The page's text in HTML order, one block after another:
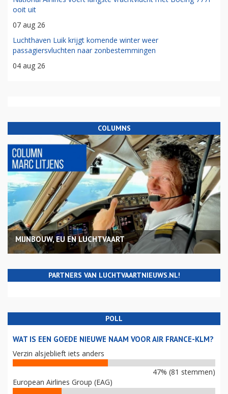
ooit uit
07 aug 26
Luchthaven Luik krijgt komende winter weer
passagiersvluchten naar zonbestemmingen
04 aug 26
COLUMNS
MIJNBOUW, EU EN LUCHTVAART
PARTNERS VAN LUCHTVAARTNIEUWS.NL!
POLL
WAT IS EEN GOEDE NIEUWE NAAM VOOR AIR FRANCE-KLM?
Verzin alsjeblieft iets anders
47% (81 stemmen)
European Airlines Group (EAG)